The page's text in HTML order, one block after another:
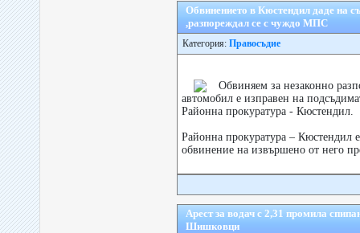
Обвинението в Кюстендил даде на
,разпореждал се с чуждо МПС
Категория: Правосъдие
Обвиняем за незаконно
автомобил е изправен на
Районна прокуратура - Кюстендил.
Районна прокуратура – Кюстендил
обвинение на извършено от него
Арест за водач с 2,31 промила
Шишковци